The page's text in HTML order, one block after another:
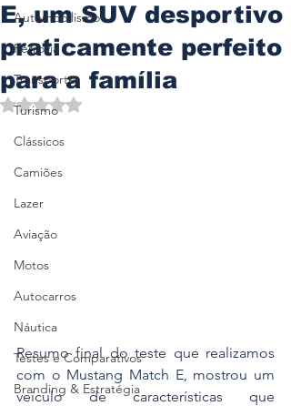
Automobilismo
Ferrovia
Transporte
Turismo
Clássicos
Camiões
Lazer
Aviação
Motos
Autocarros
Náutica
Testes e Comparativos
Branding & Estratégia
E, um SUV desportivo
praticamente perfeito
para a família
Avaliado com NaN de 5 estrelas.
Resumo final do teste que realizamos
com o Mustang Match E, mostrou um
veículo de características que